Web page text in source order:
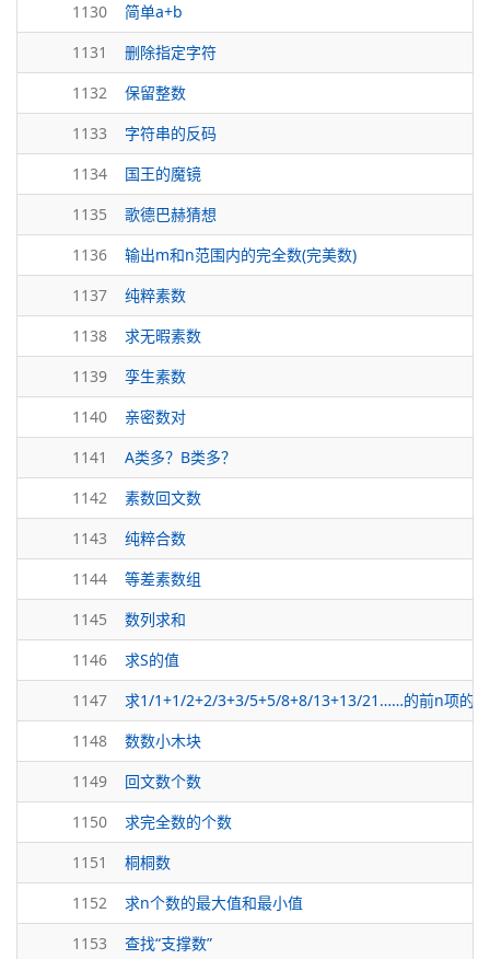
1130
简单a+b
1131
删除指定字符
1132
保留整数
1133
字符串的反码
1134
国王的魔镜
1135
歌德巴赫猜想
1136
输出m和n范围内的完全数(完美数)
1137
纯粹素数
1138
求无暇素数
1139
孪生素数
1140
亲密数对
1141
A类多？B类多？
1142
素数回文数
1143
纯粹合数
1144
等差素数组
1145
数列求和
1146
求S的值
1147
求1/1+1/2+2/3+3/5+5/8+8/13+13/21……的前n项的和
1148
数数小木块
1149
回文数个数
1150
求完全数的个数
1151
桐桐数
1152
求n个数的最大值和最小值
1153
查找“支撑数”